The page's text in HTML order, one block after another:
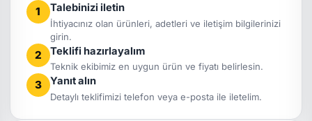
1 Talebinizi iletin
İhtiyacınız olan ürünleri, adetleri ve iletişim bilgilerinizi
girin.
2 Teklifi hazırlayalım
Teknik ekibimiz en uygun ürün ve fiyatı belirlesin.
3 Yanıt alın
Detaylı teklifimizi telefon veya e-posta ile iletelim.